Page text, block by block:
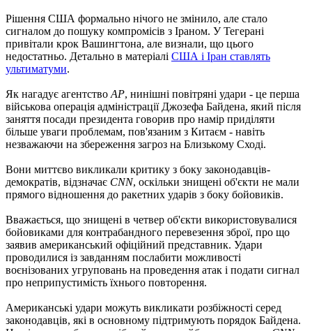
Рішення США формально нічого не змінило, але стало
сигналом до пошуку компромісів з Іраном. У Тегерані
привітали крок Вашингтона, але визнали, що цього
недостатньо. Детально в матеріалі США і Іран ставлять
ультиматуми.
Як нагадує агентство AP, нинішні повітряні удари - це перша
військова операція адміністрації Джозефа Байдена, який після
заняття посади президента говорив про намір приділяти
більше уваги проблемам, пов'язаним з Китаєм - навіть
незважаючи на збереження загроз на Близькому Сході.
Вони миттєво викликали критику з боку законодавців-
демократів, відзначає CNN, оскільки знищені об'єкти не мали
прямого відношення до ракетних ударів з боку бойовиків.
Вважається, що знищені в четвер об'єкти використовувалися
бойовиками для контрабандного перевезення зброї, про що
заявив американський офіційний представник. Удари
проводилися із завданням послабити можливості
воєнізованих угруповань на проведення атак і подати сигнал
про неприпустимість їхнього повторення.
Американські удари можуть викликати розбіжності серед
законодавців, які в основному підтримують порядок Байдена.